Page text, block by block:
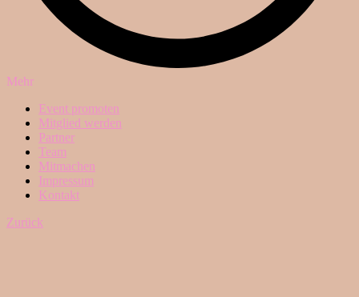
Mehr
Event promoten
Mitglied werden
Partner
Team
Mitmachen
Impressum
Kontakt
Zurück